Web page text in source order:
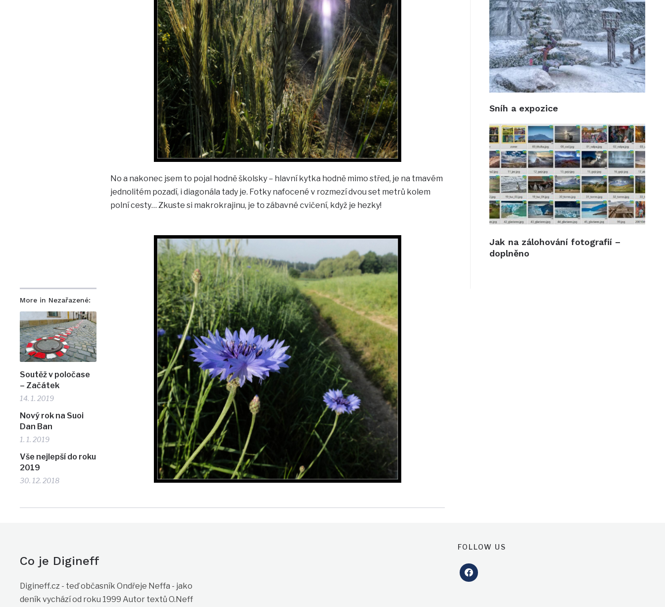
More in Nezařazené:
Soutěž v poločase
– Začátek
14. 1. 2019
Nový rok na Suoi
Dan Ban
1. 1. 2019
Vše nejlepší do roku
2019
30. 12. 2018
No a nakonec jsem to pojal hodně školsky – hlavní kytka hodně mimo střed, je na tmavém
jednolitém pozadí, i diagonála tady je. Fotky nafocené v rozmezí dvou set metrů kolem
polní cesty… Zkuste si makrokrajinu, je to zábavné cvičení, když je hezky!
Sníh a expozice
Jak na zálohování fotografií –
doplněno
Co je Digineff
Digineff.cz - teď občasník Ondřeje Neffa - jako
deník vychází od roku 1999 Autor textů O.Neff
FOLLOW US
facebook